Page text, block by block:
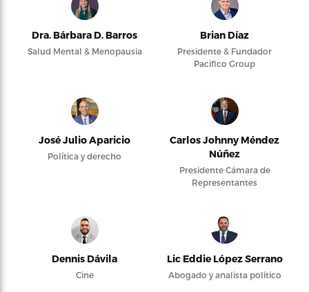
Dra. Bárbara D. Barros
Salud Mental & Menopausia
Brian Díaz
Presidente & Fundador
Pacifico Group
José Julio Aparicio
Política y derecho
Carlos Johnny Méndez
Núñez
Presidente Cámara de
Representantes
Dennis Dávila
Cine
Lic Eddie López Serrano
Abogado y analista político